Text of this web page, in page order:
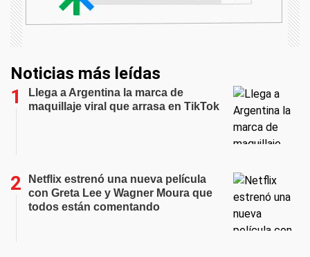
Noticias más leídas
Llega a Argentina la marca de
maquillaje viral que arrasa en TikTok
Netflix estrenó una nueva película
con Greta Lee y Wagner Moura que
todos están comentando